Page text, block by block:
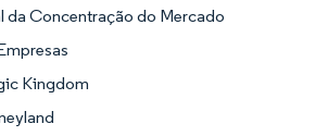
da Concentração do Mercado
Kingdom